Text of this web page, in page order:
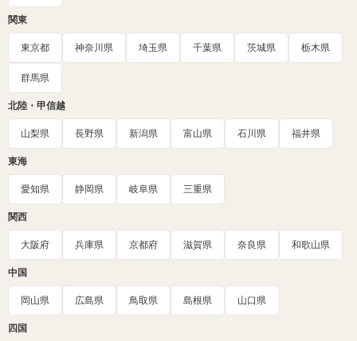
関東
東京都 神奈川県 埼玉県 千葉県 茨城県 栃木県
群馬県
北陸・甲信越
山梨県 長野県 新潟県 富山県 石川県 福井県
東海
愛知県 静岡県 岐阜県 三重県
関西
大阪府 兵庫県 京都府 滋賀県 奈良県 和歌山県
中国
岡山県 広島県 鳥取県 島根県 山口県
四国